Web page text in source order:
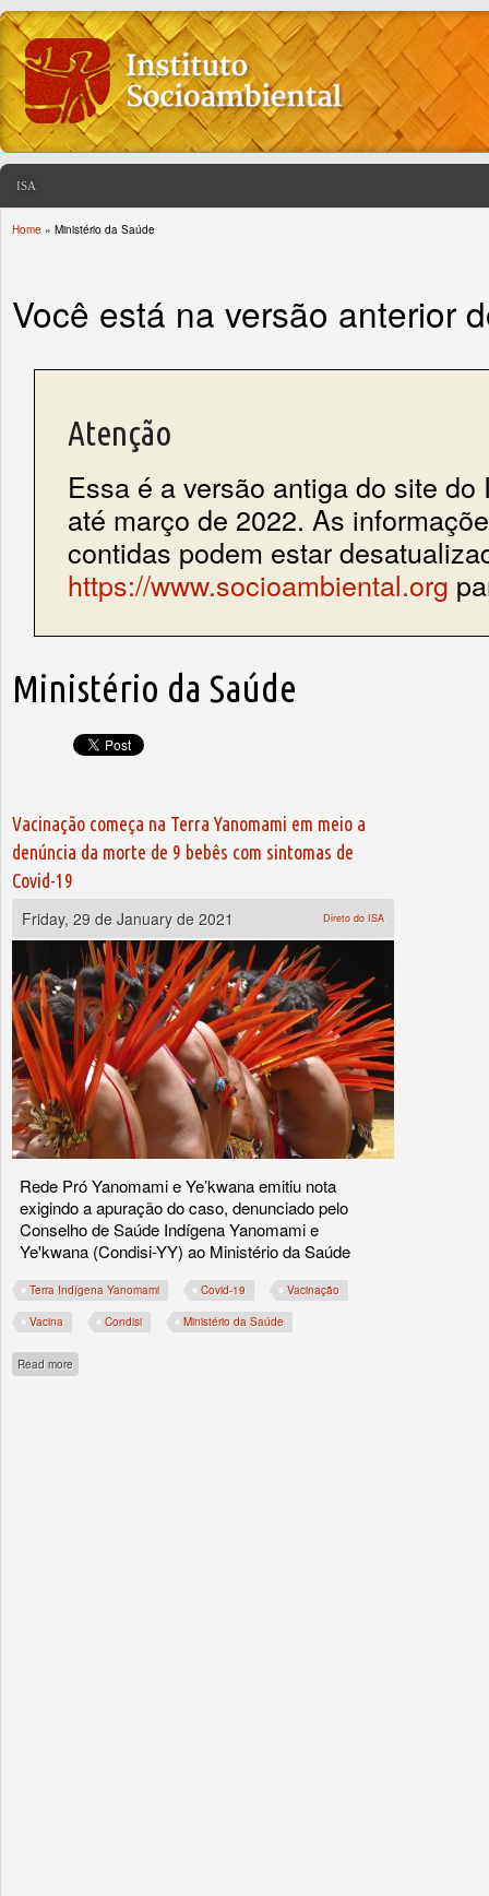
ISA
Home » Ministério da Saúde
Você está na versão anterior
Atenção
Essa é a versão antiga do site do
até março de 2022. As
contidas podem estar
https://www.socioambiental.org
Ministério da Saúde
Vacinação começa na Terra Yanomami em meio a
denúncia da morte de 9 bebês com sintomas de
Covid-19
Friday, 29 de January de 2021
Direto do ISA
Rede Pró Yanomami e Ye’kwana emitiu nota
exigindo a apuração do caso, denunciado pelo
Conselho de Saúde Indígena Yanomami e
Ye'kwana (Condisi-YY) ao Ministério da Saúde
Terra Indígena Yanomami Covid-19 Vacinação
Vacina Condisi Ministério da Saúde
Read more